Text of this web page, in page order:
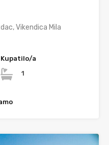
Vikendica Mila
Kupatilo/a
1